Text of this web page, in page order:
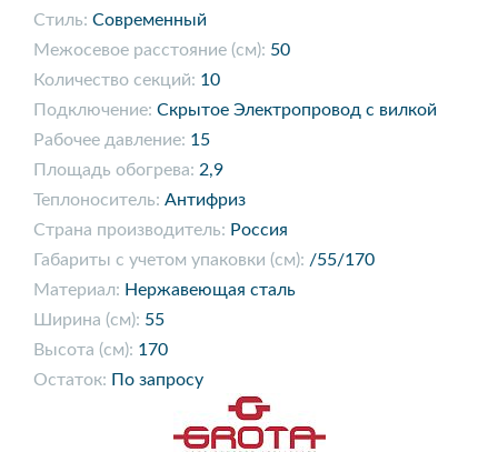
Стиль: Современный
Межосевое расстояние (см): 50
Количество секций: 10
Подключение: Скрытое Электропровод с вилкой
Рабочее давление: 15
Площадь обогрева: 2,9
Теплоноситель: Антифриз
Страна производитель: Россия
Габариты с учетом упаковки (см): /55/170
Материал: Нержавеющая сталь
Ширина (см): 55
Высота (см): 170
Остаток: По запросу